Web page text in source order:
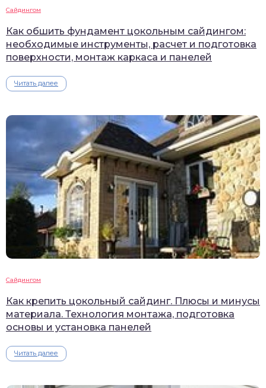
Сайдингом
Как обшить фундамент цокольным сайдингом:
необходимые инструменты, расчет и подготовка
поверхности, монтаж каркаса и панелей
Читать далее
Сайдингом
Как крепить цокольный сайдинг. Плюсы и минусы
материала. Технология монтажа, подготовка
основы и установка панелей
Читать далее